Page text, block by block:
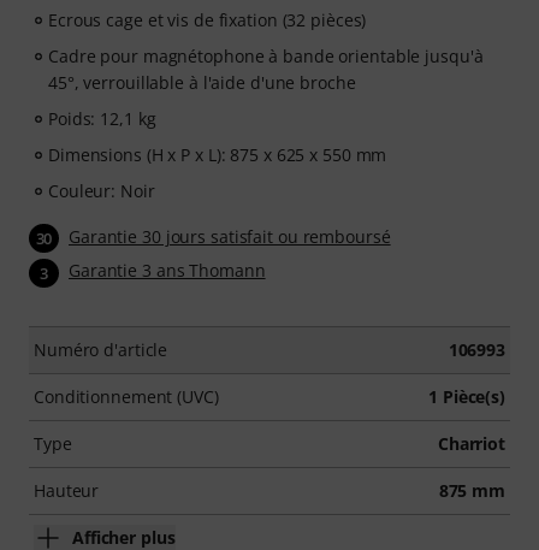
Ecrous cage et vis de fixation (32 pièces)
Cadre pour magnétophone à bande orientable jusqu'à
45°, verrouillable à l'aide d'une broche
Poids: 12,1 kg
Dimensions (H x P x L): 875 x 625 x 550 mm
Couleur: Noir
30 Garantie 30 jours satisfait ou remboursé
3 Garantie 3 ans Thomann
Numéro d'article 106993
Conditionnement (UVC) 1 Pièce(s)
Type Charriot
Hauteur 875 mm
Afficher plus